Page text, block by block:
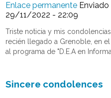
Enlace permanente
29/11/2022 - 22:09
Triste noticia y mis
recién llegado a Grenoble, en
al programa de "D.E.A en
Sincere condolences